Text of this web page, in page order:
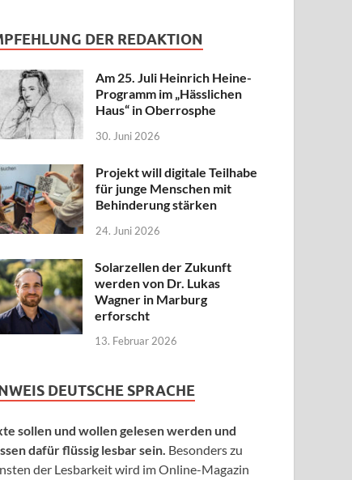
DER REDAKTION
Am 25. Juli Heinrich Heine-
Programm im „Hässlichen
Haus“ in Oberrosphe
30. Juni 2026
Projekt will digitale Teilhabe
für junge Menschen mit
Behinderung stärken
24. Juni 2026
Solarzellen der Zukunft
werden von Dr. Lukas
Wagner in Marburg
erforscht
13. Februar 2026
DEUTSCHE SPRACHE
sollen und wollen gelesen werden und
dafür flüssig lesbar sein. Besonders zu
der Lesbarkeit wird im Online-Magazin